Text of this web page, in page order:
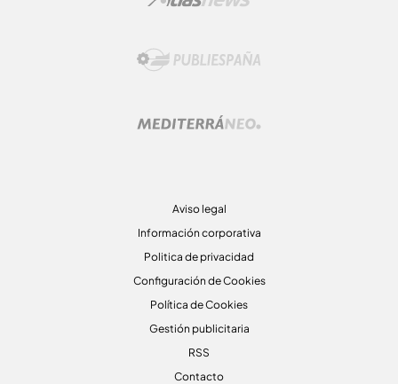
Aviso legal
Información corporativa
Politica de privacidad
Configuración de Cookies
Política de Cookies
Gestión publicitaria
RSS
Contacto